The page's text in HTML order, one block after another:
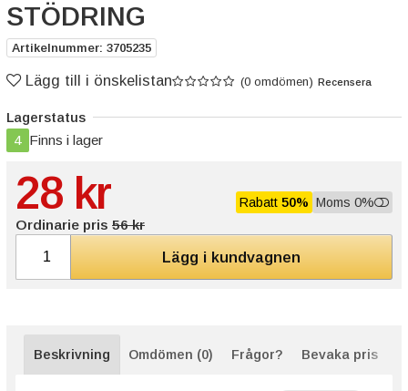
STÖDRING
Artikelnummer: 3705235
Lägg till i önskelistan (0 omdömen) Recensera
Lagerstatus
4 Finns i lager
28 kr
Ordinarie pris 56 kr
Rabatt 50% Moms 0%
Lägg i kundvagnen
Beskrivning Omdömen (0) Frågor? Bevaka pris